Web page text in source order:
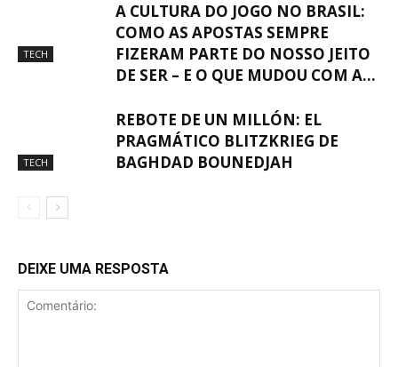
TECH
A CULTURA DO JOGO NO BRASIL:
COMO AS APOSTAS SEMPRE
FIZERAM PARTE DO NOSSO JEITO
DE SER – E O QUE MUDOU COM A...
TECH
REBOTE DE UN MILLÓN: EL
PRAGMÁTICO BLITZKRIEG DE
BAGHDAD BOUNEDJAH
DEIXE UMA RESPOSTA